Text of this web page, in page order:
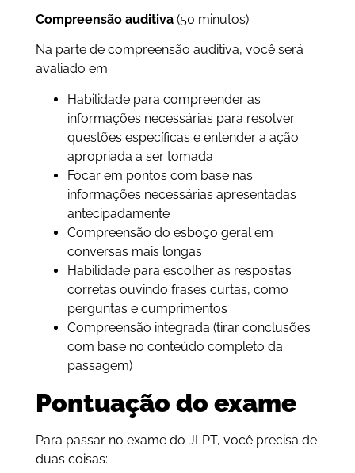
Compreensão auditiva(50 minutos)
Na parte de compreensão auditiva, você será
avaliado em:
Habilidade para compreender as
informações necessárias para resolver
questões específicas e entender a ação
apropriada a ser tomada
Focar em pontos com base nas
informações necessárias apresentadas
antecipadamente
Compreensão do esboço geral em
conversas mais longas
Habilidade para escolher as respostas
corretas ouvindo frases curtas, como
perguntas e cumprimentos
Compreensão integrada (tirar conclusões
com base no conteúdo completo da
passagem)
Pontuação do exame
Para passar no exame do JLPT, você precisa de
duas coisas: